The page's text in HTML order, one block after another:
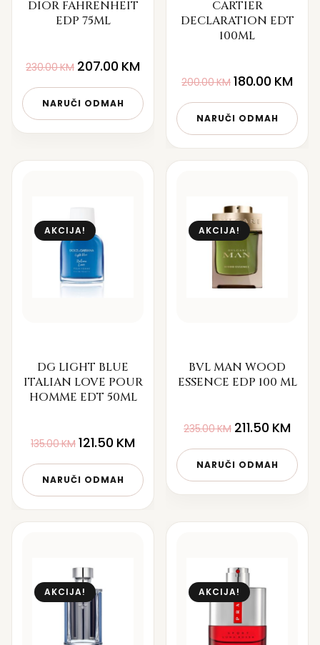
DIOR FAHRENHEIT
EDP 75ML
230.00KM 207.00 KM
NARUČI ODMAH
CARTIER
DECLARATION EDT
100ML
200.00KM 180.00 KM
NARUČI ODMAH
AKCIJA!
DG LIGHT BLUE
ITALIAN LOVE POUR
HOMME EDT 50ML
135.00KM 121.50 KM
NARUČI ODMAH
AKCIJA!
BVL MAN WOOD
ESSENCE EDP 100 ML
235.00KM 211.50 KM
NARUČI ODMAH
AKCIJA! AKCIJA!